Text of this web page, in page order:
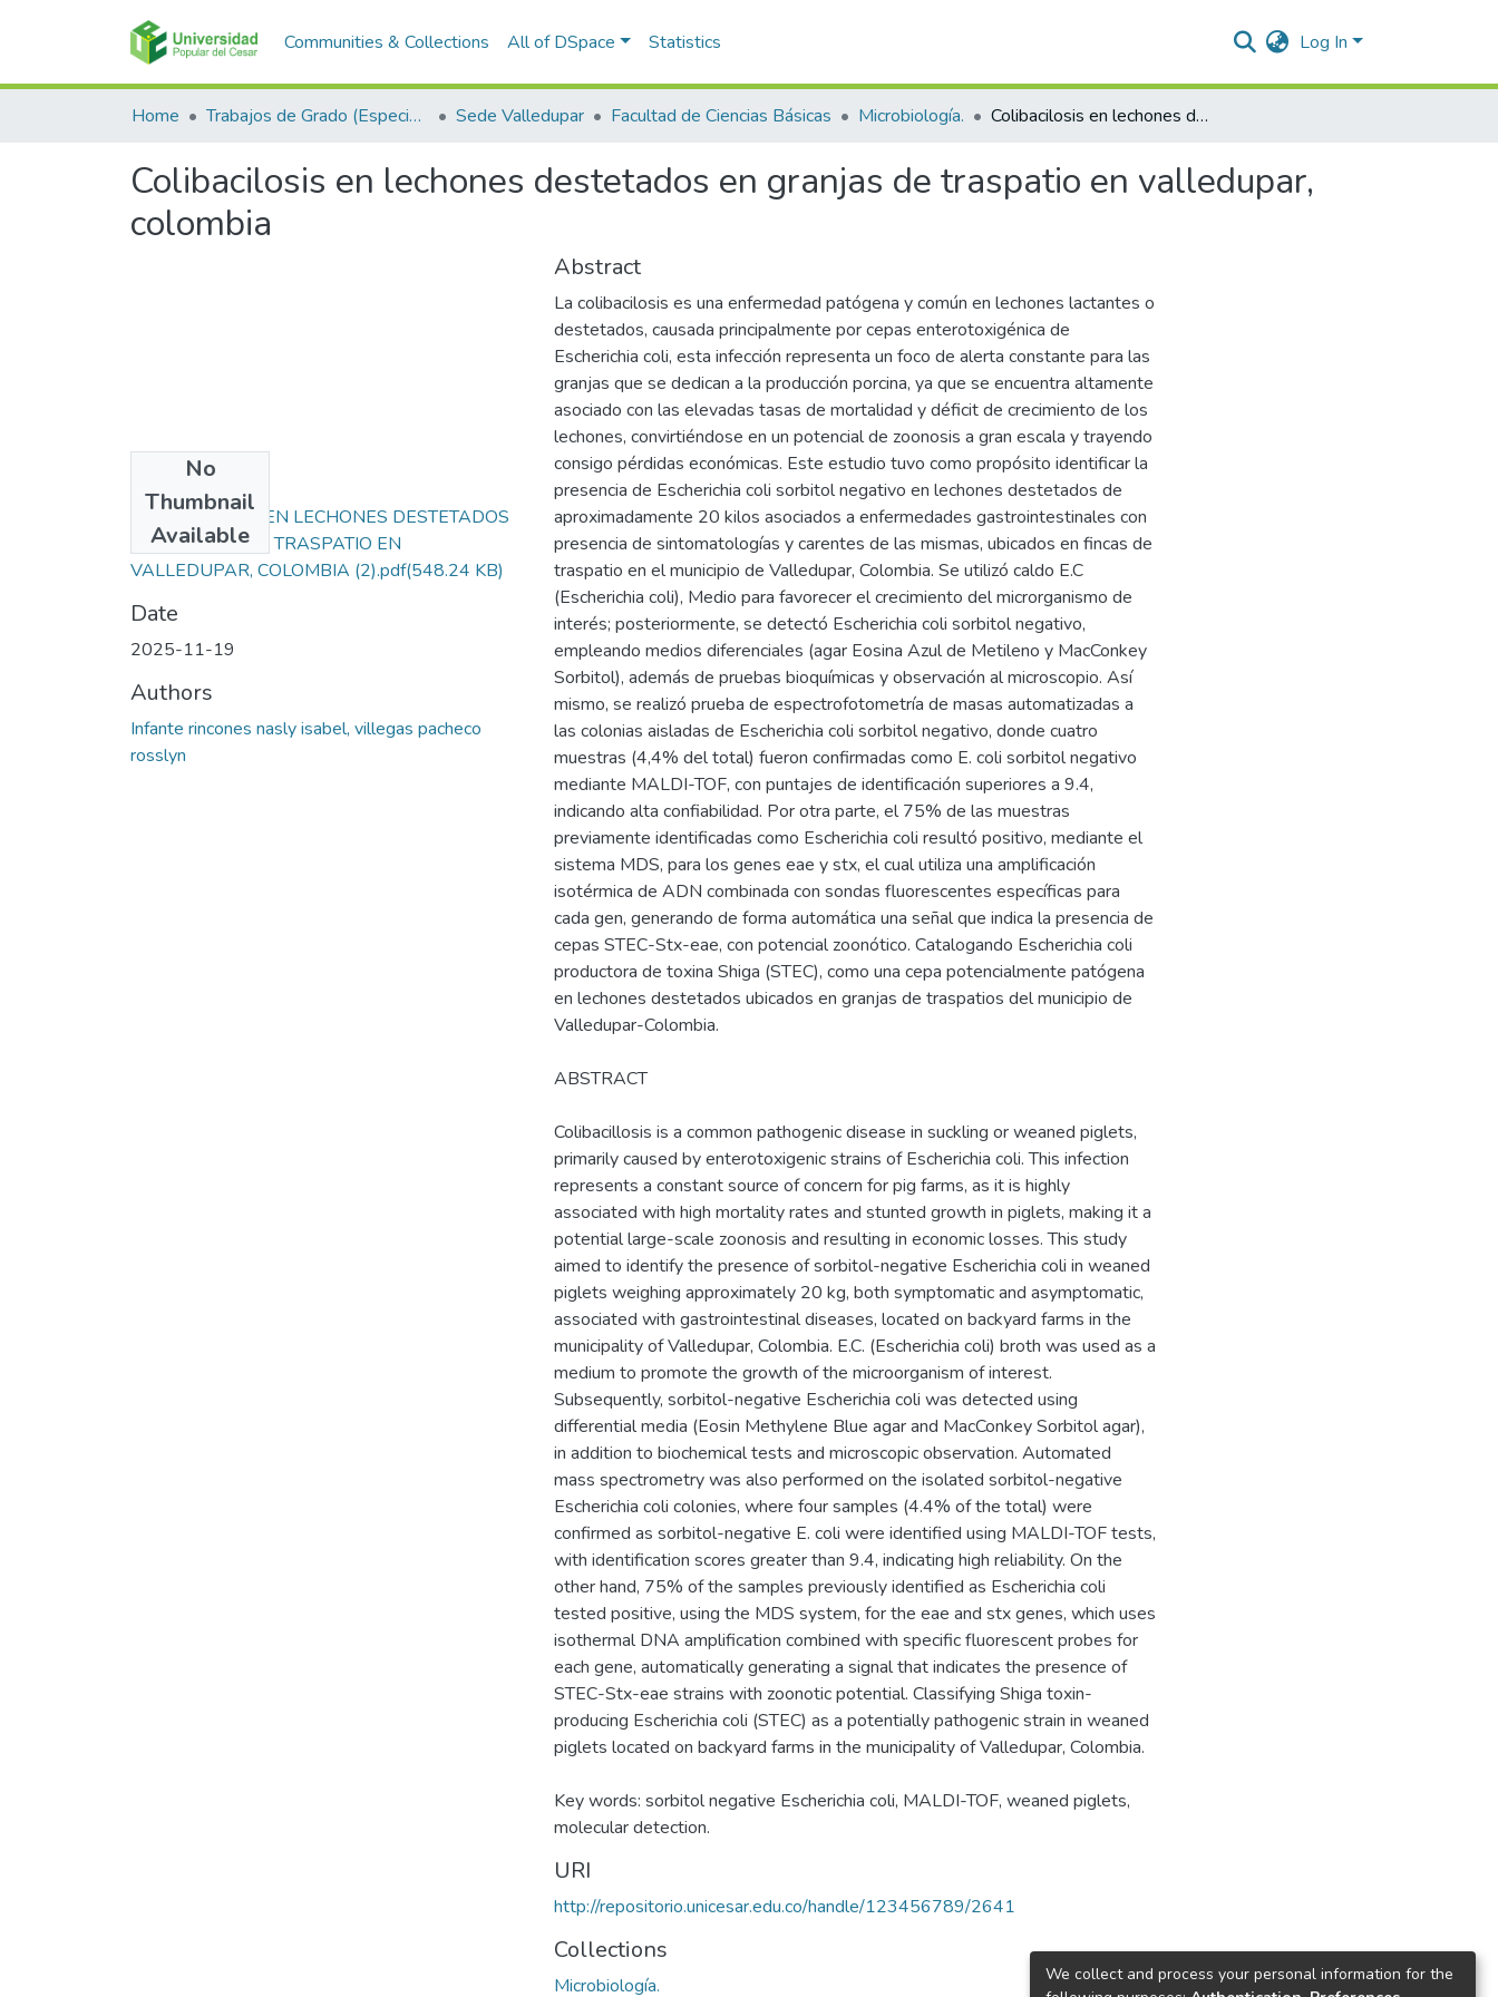
Communities & Collections All of DSpace Statistics Log In
Home Trabajos de Grado (Especializaciones y Pregrados) Sede Valledupar Facultad de Ciencias Básicas Microbiología. Colibacilosis en lechones destetados en granjas de traspatio en valledupar, colombia
Colibacilosis en lechones destetados en granjas de traspatio en valledupar,
colombia
No
Thumbnail
Available
COLIBACILOSIS EN LECHONES DESTETADOS
EN GRANJAS DE TRASPATIO EN
VALLEDUPAR, COLOMBIA (2).pdf(548.24 KB)
Date
2025-11-19
Authors
Infante rincones nasly isabel, villegas pacheco
rosslyn
Abstract
La colibacilosis es una enfermedad patógena y común en lechones lactantes o
destetados, causada principalmente por cepas enterotoxigénica de
Escherichia coli, esta infección representa un foco de alerta constante para las
granjas que se dedican a la producción porcina, ya que se encuentra altamente
asociado con las elevadas tasas de mortalidad y déficit de crecimiento de los
lechones, convirtiéndose en un potencial de zoonosis a gran escala y trayendo
consigo pérdidas económicas. Este estudio tuvo como propósito identificar la
presencia de Escherichia coli sorbitol negativo en lechones destetados de
aproximadamente 20 kilos asociados a enfermedades gastrointestinales con
presencia de sintomatologías y carentes de las mismas, ubicados en fincas de
traspatio en el municipio de Valledupar, Colombia. Se utilizó caldo E.C
(Escherichia coli), Medio para favorecer el crecimiento del microrganismo de
interés; posteriormente, se detectó Escherichia coli sorbitol negativo,
empleando medios diferenciales (agar Eosina Azul de Metileno y MacConkey
Sorbitol), además de pruebas bioquímicas y observación al microscopio. Así
mismo, se realizó prueba de espectrofotometría de masas automatizadas a
las colonias aisladas de Escherichia coli sorbitol negativo, donde cuatro
muestras (4,4% del total) fueron confirmadas como E. coli sorbitol negativo
mediante MALDI-TOF, con puntajes de identificación superiores a 9.4,
indicando alta confiabilidad. Por otra parte, el 75% de las muestras
previamente identificadas como Escherichia coli resultó positivo, mediante el
sistema MDS, para los genes eae y stx, el cual utiliza una amplificación
isotérmica de ADN combinada con sondas fluorescentes específicas para
cada gen, generando de forma automática una señal que indica la presencia de
cepas STEC-Stx-eae, con potencial zoonótico. Catalogando Escherichia coli
productora de toxina Shiga (STEC), como una cepa potencialmente patógena
en lechones destetados ubicados en granjas de traspatios del municipio de
Valledupar-Colombia.
ABSTRACT
Colibacillosis is a common pathogenic disease in suckling or weaned piglets,
primarily caused by enterotoxigenic strains of Escherichia coli. This infection
represents a constant source of concern for pig farms, as it is highly
associated with high mortality rates and stunted growth in piglets, making it a
potential large-scale zoonosis and resulting in economic losses. This study
aimed to identify the presence of sorbitol-negative Escherichia coli in weaned
piglets weighing approximately 20 kg, both symptomatic and asymptomatic,
associated with gastrointestinal diseases, located on backyard farms in the
municipality of Valledupar, Colombia. E.C. (Escherichia coli) broth was used as a
medium to promote the growth of the microorganism of interest.
Subsequently, sorbitol-negative Escherichia coli was detected using
differential media (Eosin Methylene Blue agar and MacConkey Sorbitol agar),
in addition to biochemical tests and microscopic observation. Automated
mass spectrometry was also performed on the isolated sorbitol-negative
Escherichia coli colonies, where four samples (4.4% of the total) were
confirmed as sorbitol-negative E. coli were identified using MALDI-TOF tests,
with identification scores greater than 9.4, indicating high reliability. On the
other hand, 75% of the samples previously identified as Escherichia coli
tested positive, using the MDS system, for the eae and stx genes, which uses
isothermal DNA amplification combined with specific fluorescent probes for
each gene, automatically generating a signal that indicates the presence of
STEC-Stx-eae strains with zoonotic potential. Classifying Shiga toxin-
producing Escherichia coli (STEC) as a potentially pathogenic strain in weaned
piglets located on backyard farms in the municipality of Valledupar, Colombia.
Key words: sorbitol negative Escherichia coli, MALDI-TOF, weaned piglets,
molecular detection.
URI
http://repositorio.unicesar.edu.co/handle/123456789/2641
Collections
Microbiología.
We collect and process your personal information for the